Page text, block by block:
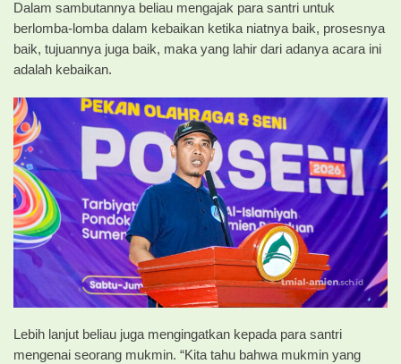
Dalam sambutannya beliau mengajak para santri untuk
berlomba-lomba dalam kebaikan ketika niatnya baik, prosesnya
baik, tujuannya juga baik, maka yang lahir dari adanya acara ini
adalah kebaikan.
Lebih lanjut beliau juga mengingatkan kepada para santri
mengenai seorang mukmin. “Kita tahu bahwa mukmin yang